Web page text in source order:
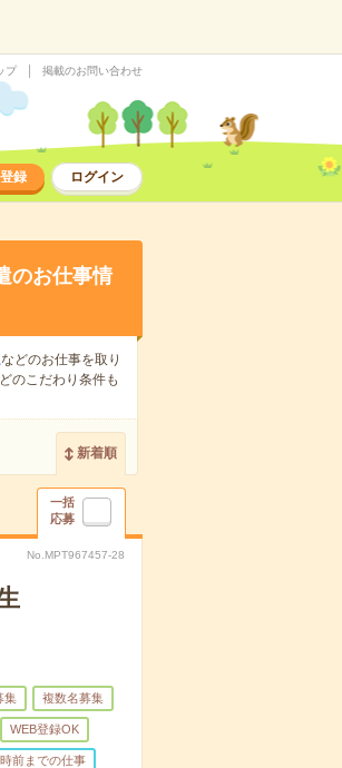
プ 掲載のお問い合わせ
録 ログイン
のお仕事情
などのお仕事を取り
のこだわり条件も
新着順
一括
応募
No.MPT967457-28
集 複数名募集
WEB登録OK
前までの仕事